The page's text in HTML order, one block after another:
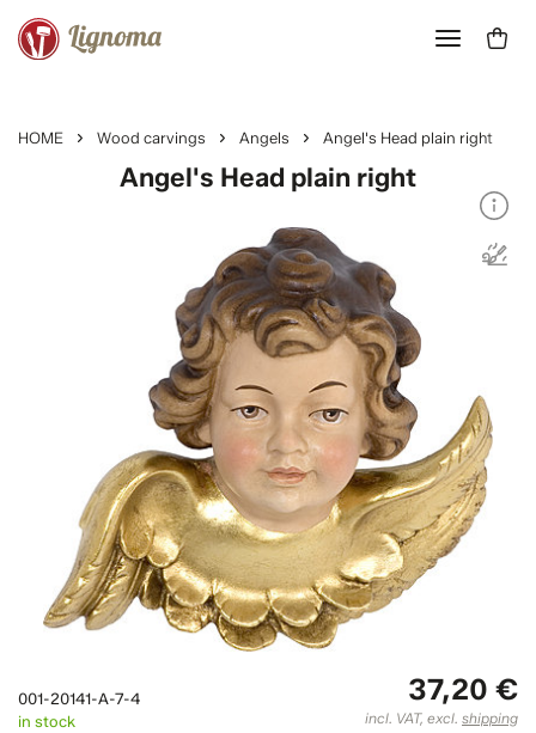
HOME Wood carvings Angels Angel's Head plain right
Angel's Head plain right
37,20 €
incl. VAT, excl. shipping
001-20141-A-7-4
in stock